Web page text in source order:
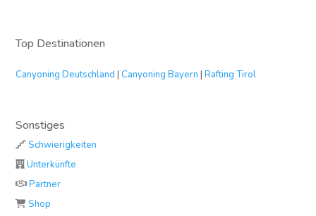
Top Destinationen
Canyoning Deutschland | Canyoning Bayern |Rafting Tirol
Sonstiges
Schwierigkeiten
Unterkünfte
Partner
Shop